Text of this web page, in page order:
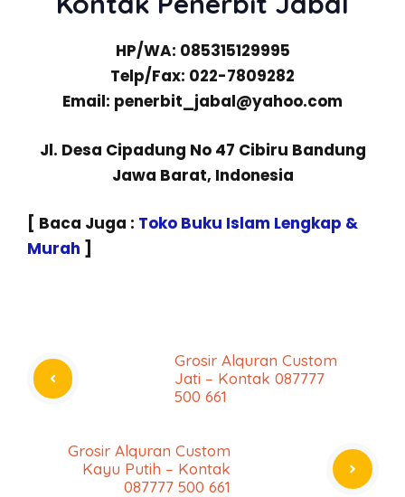
HP/WA: 085315129995
Telp/Fax: 022-7809282
Email: penerbit_jabal@yahoo.com
Jl. Desa Cipadung No 47 Cibiru Bandung
Jawa Barat, Indonesia
[ Baca Juga : Toko Buku Islam Lengkap &
Murah ]
Grosir Alquran Custom
Jati – Kontak 087777
500 661
Grosir Alquran Custom
Kayu Putih – Kontak
087777 500 661